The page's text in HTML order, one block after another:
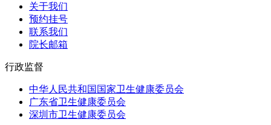
关于我们
预约挂号
联系我们
院长邮箱
行政监督
中华人民共和国国家卫生健康委员会
广东省卫生健康委员会
深圳市卫生健康委员会